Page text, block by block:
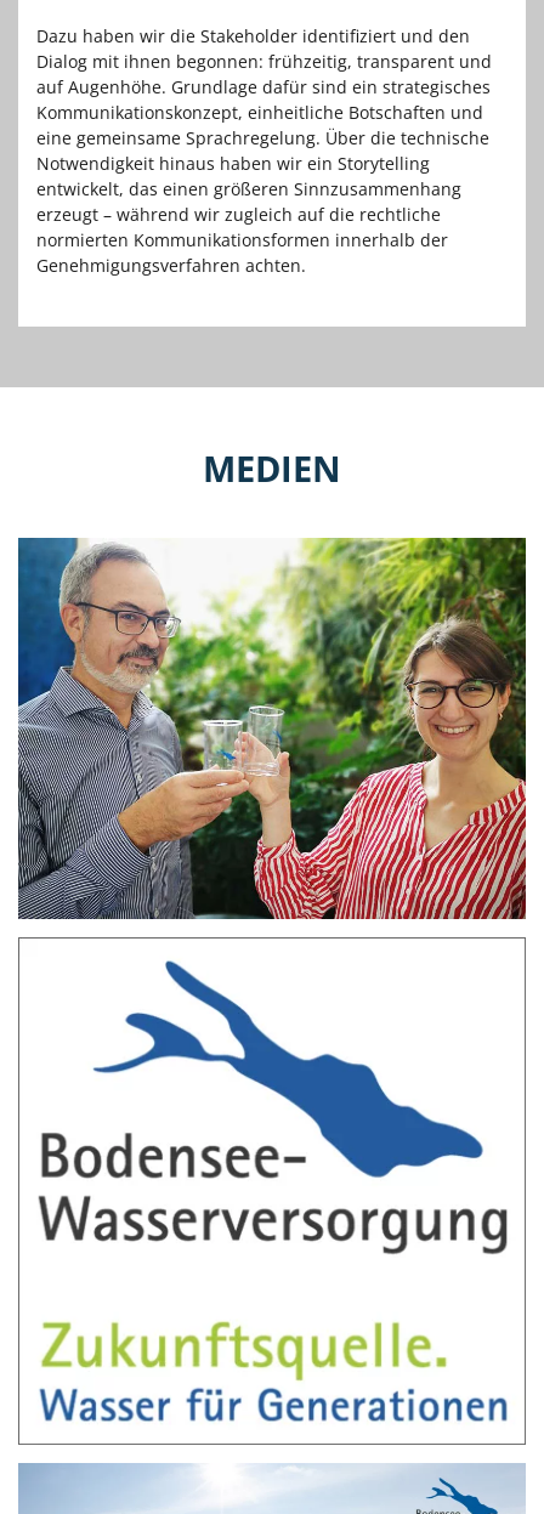
Dazu haben wir die Stakeholder identifiziert und den
Dialog mit ihnen begonnen: frühzeitig, transparent und
auf Augenhöhe. Grundlage dafür sind ein strategisches
Kommunikationskonzept, einheitliche Botschaften und
eine gemeinsame Sprachregelung. Über die technische
Notwendigkeit hinaus haben wir ein Storytelling
entwickelt, das einen größeren Sinnzusammenhang
erzeugt – während wir zugleich auf die rechtliche
normierten Kommunikationsformen innerhalb der
Genehmigungsverfahren achten.
MEDIEN